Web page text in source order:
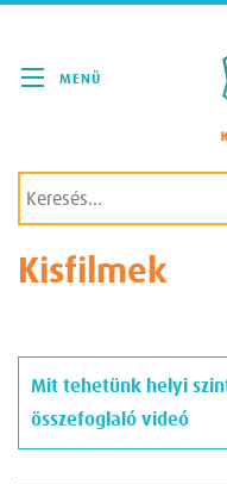
Kisfilmek
Mit tehetünk helyi
összefoglaló videó